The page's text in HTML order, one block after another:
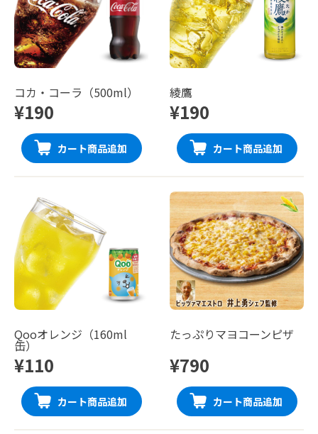
コカ・コーラ（500ml）
¥190
カート商品追加
綾鷹
¥190
カート商品追加
Qooオレンジ（160ml
缶）
¥110
カート商品追加
たっぷりマヨコーンピザ
¥790
カート商品追加